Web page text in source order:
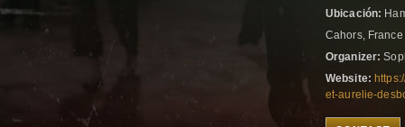
Ubicación:
Cahors, France
Organizer:
Website:
et-aurelie-